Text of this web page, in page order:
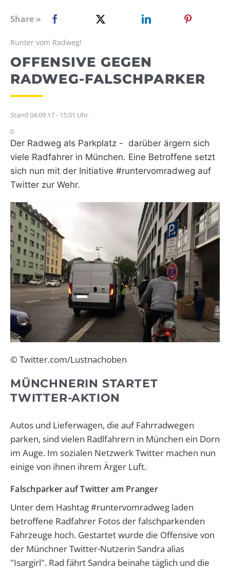
WEBRADIO
Share »
Runter vom Radweg!
OFFENSIVE GEGEN
RADWEG-FALSCHPARKER
Stand 04.09.17 - 15:01 Uhr
0
Der Radweg als Parkplatz - darüber ärgern sich
viele Radfahrer in München. Eine Betroffene setzt
sich nun mit der Initiative #runtervomradweg auf
Twitter zur Wehr.
© Twitter.com/Lustnachoben
MÜNCHNERIN STARTET
TWITTER-AKTION
Autos und Lieferwagen, die auf Fahrradwegen
parken, sind vielen Radlfahrern in München ein Dorn
im Auge. Im sozialen Netzwerk Twitter machen nun
einige von ihnen ihrem Ärger Luft.
Falschparker auf Twitter am Pranger
Unter dem Hashtag #runtervomradweg laden
betroffene Radfahrer Fotos der falschparkenden
Fahrzeuge hoch. Gestartet wurde die Offensive von
der Münchner Twitter-Nutzerin Sandra alias
"Isargirl". Rad fährt Sandra beinahe täglich und die